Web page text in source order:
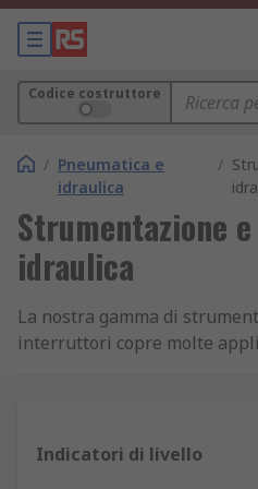
Codice costruttore
/ Pneumatica e
idraulica
/
Strumentazione
idraulica
La nostra gamma di
interruttori copre molte
moduli dei punti di prova.
Indicatori di livello